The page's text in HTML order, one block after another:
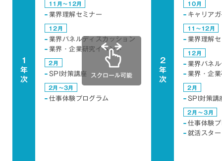
1
年
次
11月〜12月
業界理解セミナー
12月
業界パネルディスカッション
業界・企業研究イベント
2月
SPI対策講座
2月〜3月
仕事体験プログラム
2
年
次
10月
キャリア
11〜12月
業界理解
12月
業界パネ
業界・企
2月
SPI対策講
2月〜3月
仕事体験
就活スタ